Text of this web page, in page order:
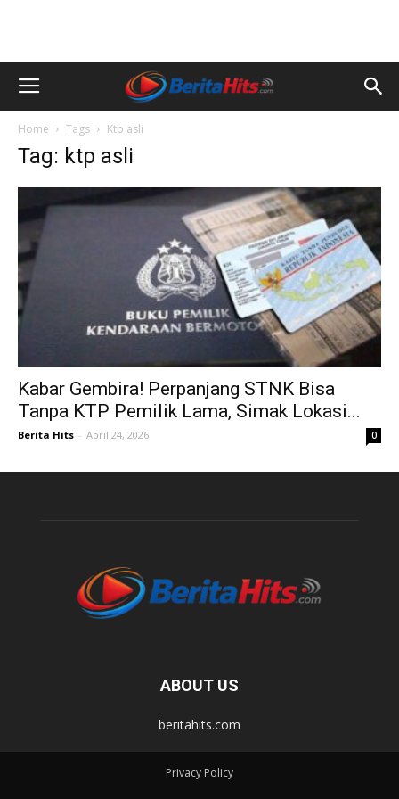
Home Tags Ktp asli
Tag: ktp asli
Kabar Gembira! Perpanjang STNK Bisa
Tanpa KTP Pemilik Lama, Simak Lokasi...
Berita Hits - April 24, 2026 0
ABOUT US
beritahits.com
Privacy Policy